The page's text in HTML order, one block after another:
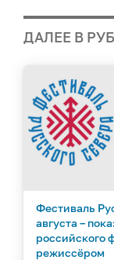
ДАЛЕЕ В
Фестиваль
августа –
российского
режиссёром